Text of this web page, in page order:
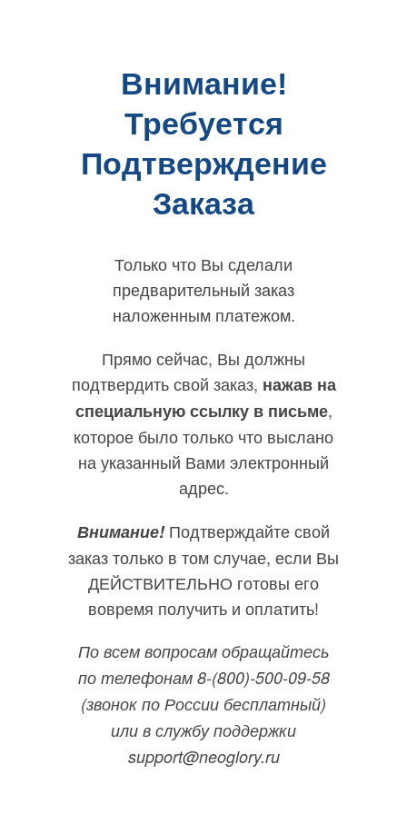
Внимание!
Требуется
Подтверждение
Заказа
Только что Вы сделали
предварительный заказ
наложенным платежом.
Прямо сейчас, Вы должны
подтвердить свой заказ, нажав на
специальную ссылку в письме,
которое было только что выслано
на указанный Вами электронный
адрес.
Внимание! Подтверждайте свой
заказ только в том случае, если Вы
ДЕЙСТВИТЕЛЬНО готовы его
вовремя получить и оплатить!
По всем вопросам обращайтесь
по телефонам 8-(800)-500-09-58
(звонок по России бесплатный)
или в службу поддержки
support@neoglory.ru